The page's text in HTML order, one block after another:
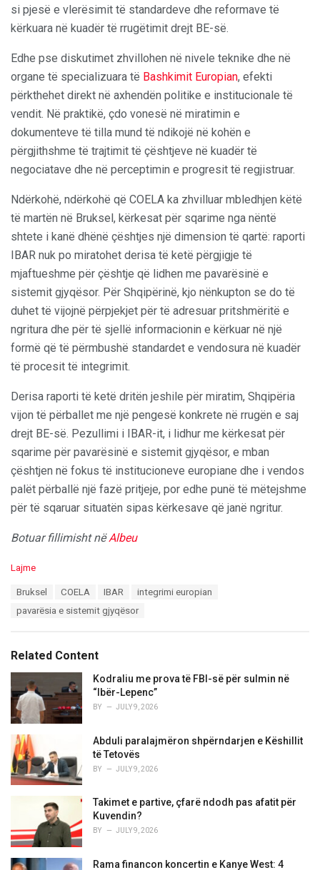
si pjesë e vlerësimit të standardeve dhe reformave të
kërkuara në kuadër të rrugëtimit drejt BE-së.
Edhe pse diskutimet zhvillohen në nivele teknike dhe në
organe të specializuara të Bashkimit Europian, efekti
përkthehet direkt në axhendën politike e institucionale të
vendit. Në praktikë, çdo vonesë në miratimin e
dokumenteve të tilla mund të ndikojë në kohën e
përgjithshme të trajtimit të çështjeve në kuadër të
negociatave dhe në perceptimin e progresit të regjistruar.
Ndërkohë, ndërkohë që COELA ka zhvilluar mbledhjen këtë
të martën në Bruksel, kërkesat për sqarime nga nëntë
shtete i kanë dhënë çështjes një dimension të qartë: raporti
IBAR nuk po miratohet derisa të ketë përgjigje të
mjaftueshme për çështje që lidhen me pavarësinë e
sistemit gjyqësor. Për Shqipërinë, kjo nënkupton se do të
duhet të vijojnë përpjekjet për të adresuar pritshmëritë e
ngritura dhe për të sjellë informacionin e kërkuar në një
formë që të përmbushë standardet e vendosura në kuadër
të procesit të integrimit.
Derisa raporti të ketë dritën jeshile për miratim, Shqipëria
vijon të përballet me një pengesë konkrete në rrugën e saj
drejt BE-së. Pezullimi i IBAR-it, i lidhur me kërkesat për
sqarime për pavarësinë e sistemit gjyqësor, e mban
çështjen në fokus të institucioneve europiane dhe i vendos
palët përballë një fazë pritjeje, por edhe punë të mëtejshme
për të sqaruar situatën sipas kërkesave që janë ngritur.
Botuar fillimisht nëAlbeu
C
i
e
:
Lajme
Bruksel COELA IBAR
integrimi europian
pavarësia e sistemit gjyqësor
Related Content
Kodraliu me prova të FBI-së për sulmin në
“Ibër-Lepenc”
BY JULY 9, 2026
Abduli paralajmëron shpërndarjen e Këshillit
të Tetovës
BY JULY 9, 2026
Takimet e partive, çfarë ndodh pas afatit për
Kuvendin?
BY JULY 9, 2026
Rama financon koncertin e Kanye West: 4